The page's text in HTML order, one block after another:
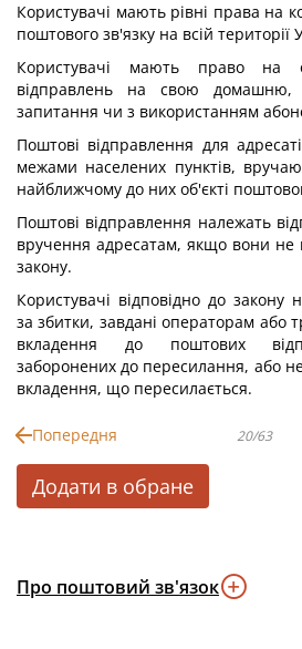
Користувачі мають рівні права на
поштового зв'язку на всій території
Користувачі мають право на
відправлень на свою домашню,
запитання чи з використанням
Поштові відправлення для
межами населених пунктів,
найближчому до них об'єкті
Поштові відправлення належать
вручення адресатам, якщо вони не
закону.
Користувачі відповідно до закону
за збитки, завдані операторам або
вкладення до поштових
заборонених до пересилання, або
вкладення, що пересилається.
Попередня 20/63
Додати в обране
Про поштовий зв'язок